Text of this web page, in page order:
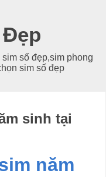
số đẹp,sim phong
sim số đẹp
sinh tại
năm